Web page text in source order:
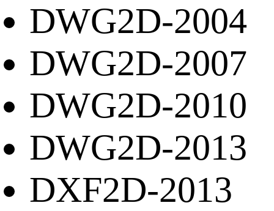
DWG2D-2004
DWG2D-2007
DWG2D-2010
DWG2D-2013
DXF2D-2013